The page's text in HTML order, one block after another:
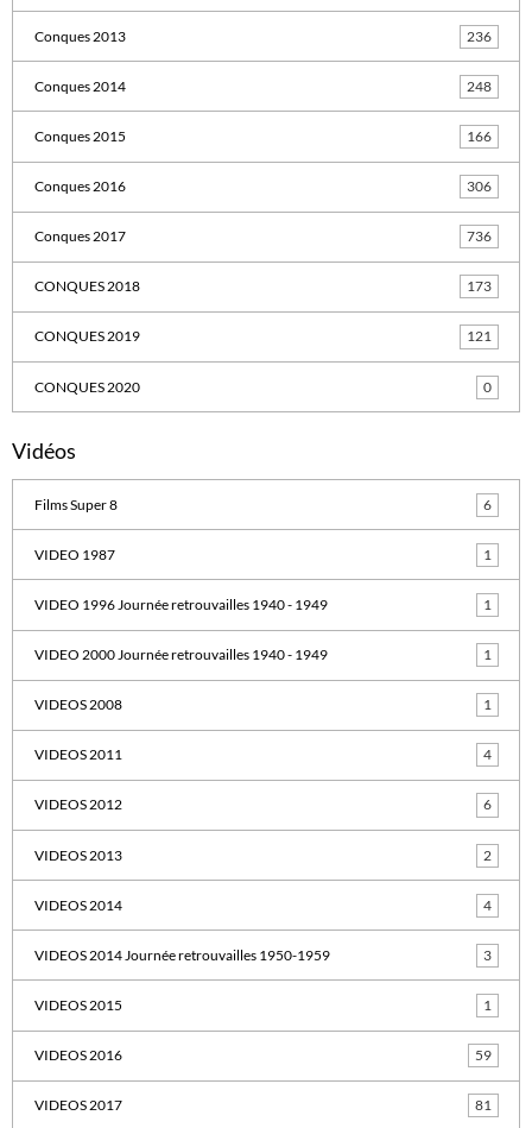
Conques 2013 236
Conques 2014 248
Conques 2015 166
Conques 2016 306
Conques 2017 736
CONQUES 2018 173
CONQUES 2019 121
CONQUES 2020 0
Vidéos
Films Super 8 6
VIDEO 1987 1
VIDEO 1996 Journée retrouvailles 1940 - 1949 1
VIDEO 2000 Journée retrouvailles 1940 - 1949 1
VIDEOS 2008 1
VIDEOS 2011 4
VIDEOS 2012 6
VIDEOS 2013 2
VIDEOS 2014 4
VIDEOS 2014 Journée retrouvailles 1950-1959 3
VIDEOS 2015 1
VIDEOS 2016 59
VIDEOS 2017 81